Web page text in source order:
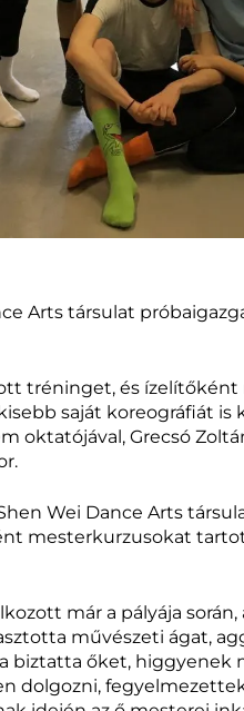
Arts társulat
tréninget, és
saját koreográfiát
oktatójával, Grecsó
Wei Dance Arts
mesterkurzusokat
már a pályája
művészeti ágat,
biztatta őket, higgyenek